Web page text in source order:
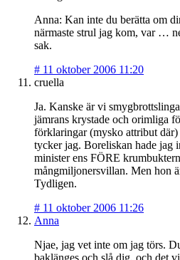
Anna: Kan inte du berätta om
närmaste strul jag kom, var …
sak.
# 11 oktober 2006 11:20
cruella
Ja. Kanske är vi
jämrans krystade och orimliga
förklaringar (mysko attribut
tycker jag. Boreliskan hade jag
minister ens FÖRE
mångmiljonersvillan. Men hon
Tydligen.
# 11 oktober 2006 11:26
Anna
Njae, jag vet inte om jag törs.
baklänges och slå dig, och det